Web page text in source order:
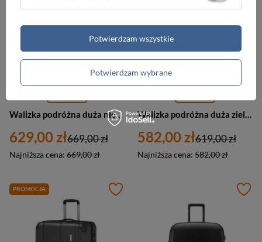
Walizka podróżna duża niebieska 4 kółka - Travelite Skaii 92649-25
629,00 zł
Najniższa cena: 669,00 zł
669,00 zł
Walizka podróżna duża zielona 4 kółka ABS - Travelite City 73049-80
582,00 zł
Najniższa cena: 582,00 zł
619,00 zł
PROMOCJA
Potwierdzam wybrane
Potwierdzam wszystkie